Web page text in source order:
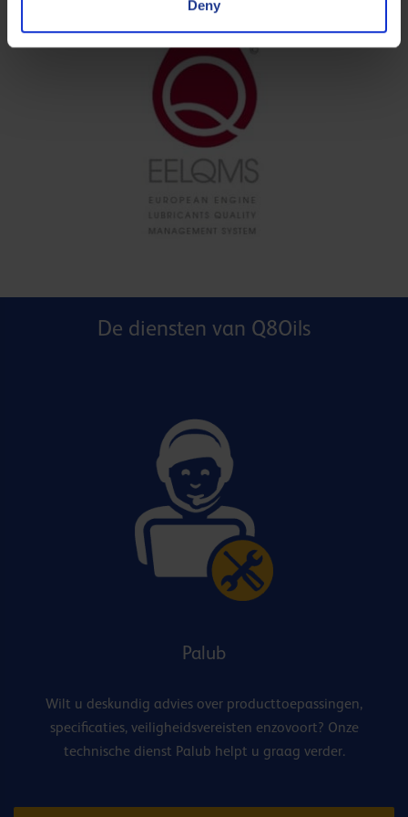
Deny
De diensten van Q8Oils
Palub
Wilt u deskundig advies over producttoepassingen,
specificaties, veiligheidsvereisten enzovoort? Onze
technische dienst Palub helpt u graag verder.